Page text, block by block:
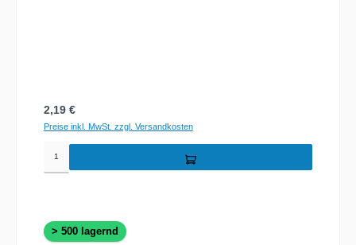
Regulärer Preis:
2,19 €
Preise inkl. MwSt. zzgl. Versandkosten
> 500 lagernd